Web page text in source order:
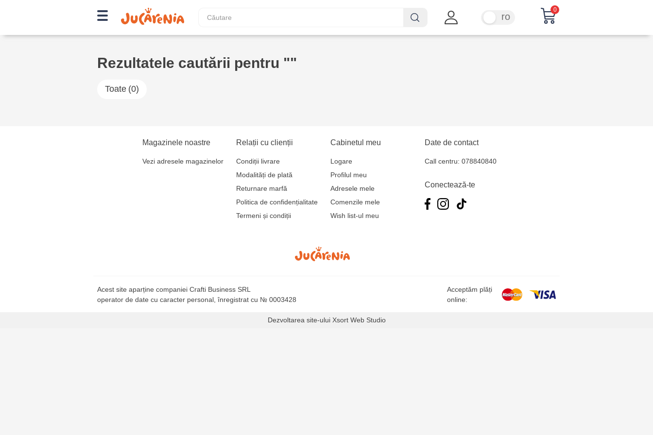
ro
0
Rezultatele cautării pentru ""
Toate (0)
Magazinele noastre
Vezi adresele magazinelor
Relații cu clienții
Condiții livrare
Modalități de plată
Returnare marfă
Politica de confidențialitate
Termeni și condiții
Cabinetul meu
Logare
Profilul meu
Adresele mele
Comenzile mele
Wish list-ul meu
Date de contact
Call centru: 078840840
Conectează-te
Acest site aparține companiei Crafti Business SRL
operator de date cu caracter personal, înregistrat cu № 0003428
Acceptăm plăți
online:
Dezvoltarea site-ului Xsort Web Studio